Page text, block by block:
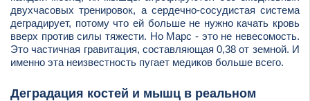
двухчасовых тренировок, а сердечно-сосудистая система
деградирует, потому что ей больше не нужно качать кровь
вверх против силы тяжести. Но Марс - это не невесомость.
Это частичная гравитация, составляющая 0,38 от земной. И
именно эта неизвестность пугает медиков больше всего.
Деградация костей и мышц в реальном